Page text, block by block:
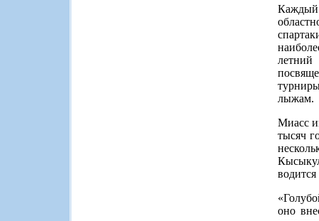
Каждый
летний
лыжам.
Миасс
тысяч
оно